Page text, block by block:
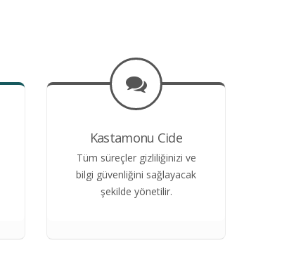
Kastamonu Cide
Tüm süreçler gizliliğinizi ve
bilgi güvenliğini sağlayacak
şekilde yönetilir.